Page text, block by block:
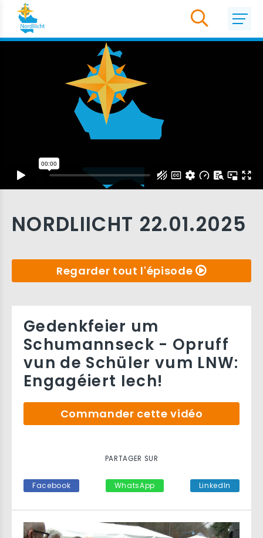
NORDLIICHT 22.01.2025
Regarder tout l'épisode
Gedenkfeier um
Schumannseck - Opruff
vun de Schüler vum LNW:
Engagéiert Iech!
Commander cette vidéo
PARTAGER SUR
Facebook WhatsApp LinkedIn